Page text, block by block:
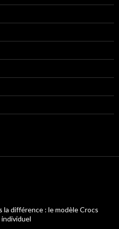
différence : le modèle Crocs